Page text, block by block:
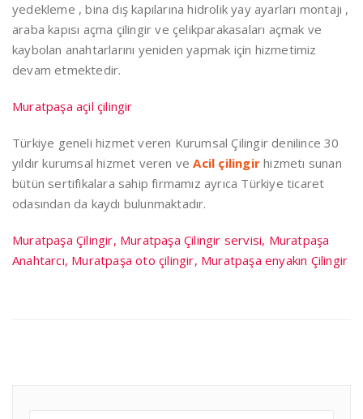
yedekleme , bina dış kapılarına hidrolik yay ayarları montajı ,
araba kapısı açma çilingir ve çelikparakasaları açmak ve
kaybolan anahtarlarını yeniden yapmak için hizmetimiz
devam etmektedir.
Muratpaşa açil çilingir
Türkiye geneli hizmet veren Kurumsal Çilingir denilince 30
yıldır kurumsal hizmet veren veAcil çilingirhizmetı sunan
bütün sertifikalara sahip firmamız ayrıca Türkiye ticaret
odasından da kaydı bulunmaktadır.
Muratpaşa Çilingir, Muratpaşa Çilingir servisi, Muratpaşa
Anahtarcı, Muratpaşa oto çilingir, Muratpaşa enyakın Çilingir